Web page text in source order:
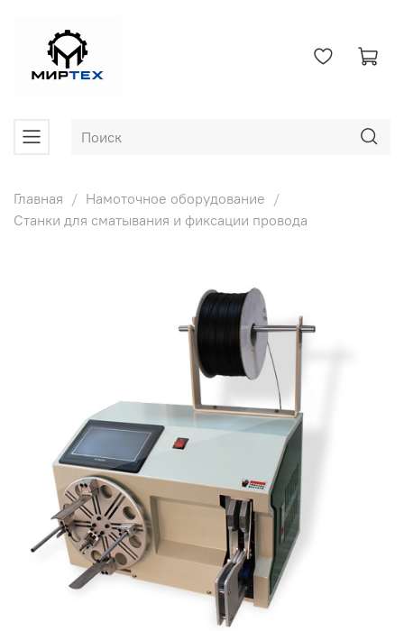
Главная
Намоточное оборудование
Станки для сматывания и фиксации провода